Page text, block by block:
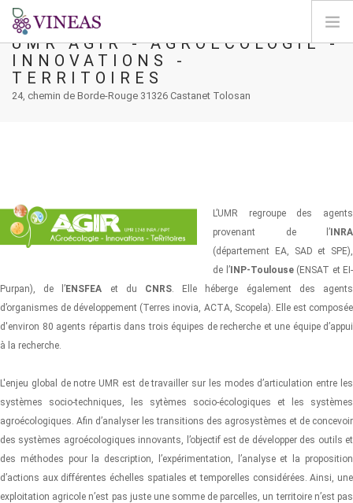
ACCUEIL
A PROPOS DE VINEAS
CONNEXION
UMR AGIR - AGROÉCOLOGIE -
INNOVATIONS -
TERRITOIRES
24, chemin de Borde-Rouge 31326 Castanet Tolosan
L’UMR regroupe des agents
provenant de l’ INRA
(département EA, SAD et SPE),
de l’INP-Toulouse(ENSAT et EI-
Purpan), de l’ENSFEA et du CNRS. Elle héberge également des agents
d’organismes de développement (Terres inovia, ACTA, Scopela). Elle est composée
d'environ 80 agents répartis dans trois équipes de recherche et une équipe d’appui
à la recherche.
L'enjeu global de notre UMR est de travailler sur les modes d’articulation entre les
systèmes socio-techniques, les sytèmes socio-écologiques et les systèmes
agroécologiques. Afin d’analyser les transitions des agrosystèmes et de concevoir
des systèmes agroécologiques innovants, l’objectif est de développer des outils et
des méthodes pour la description, l’expérimentation, l’analyse et la proposition
d’actions aux différentes échelles spatiales et temporelles considérées. Ainsi, une
exploitation agricole n’est pas juste une somme de parcelles, un territoire n’est pas